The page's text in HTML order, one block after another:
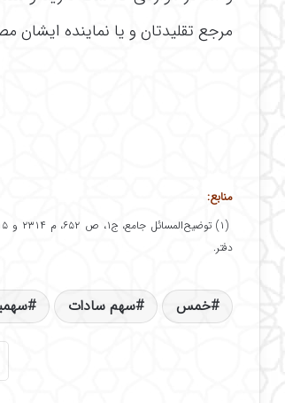
مرجع تقلیدتان و یا نماینده ایشان
منابع:
دفتر.
خمس سهم سادات